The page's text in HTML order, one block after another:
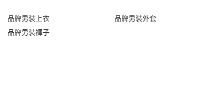
品牌男裝上衣
品牌男裝外套
品牌男裝褲子